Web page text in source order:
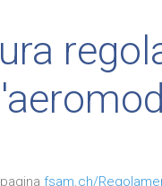
fsam.ch/